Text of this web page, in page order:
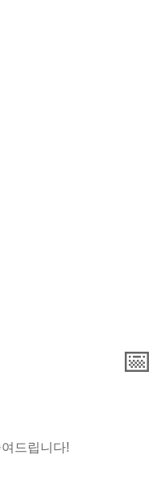
📅
드립니다!